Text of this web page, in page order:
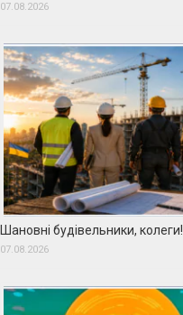
07.08.2026
Шановні будівельники, колеги!
07.08.2026